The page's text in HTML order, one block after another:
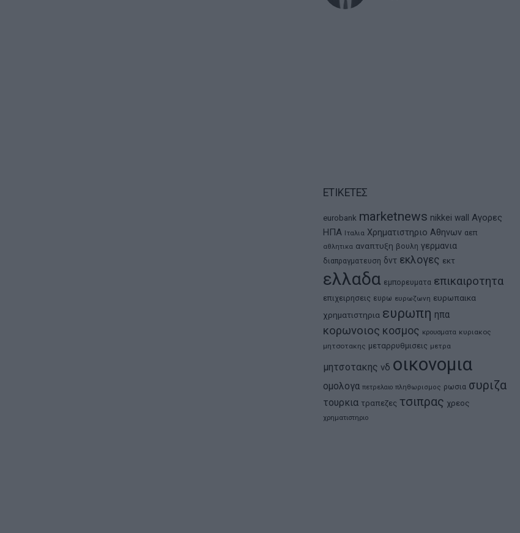
ΕΤΙΚΕΤΕΣ
eurobank marketnews nikkei wall
Αγορες
ΗΠΑ Ιταλια Χρηματιστηριο Αθηνων αεπ
αθλητικα αναπτυξη βουλη γερμανια
διαπραγματευση δντ εκλογες εκτ
ελλαδα εμπορευματα επικαιροτητα
επιχειρησεις ευρω ευρωζωνη ευρωπαικα
χρηματιστηρια ευρωπη ηπα
κορωνοιος κοσμος κρουσματα κυριακος
μητσοτακης μεταρρυθμισεις μετρα
μητσοτακης νδ οικονομια
ομολογα πετρελαιο πληθωρισμος ρωσια συριζα
τουρκια τραπεζες τσιπρας χρεος
χρηματιστηριο